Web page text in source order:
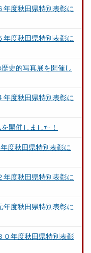
度秋田県特別表彰に
度秋田県特別表彰に
史的写真展を開催し
度秋田県特別表彰に
開催しました！
度秋田県特別表彰に
度秋田県特別表彰に
度秋田県特別表彰に
０年度秋田県特別表彰